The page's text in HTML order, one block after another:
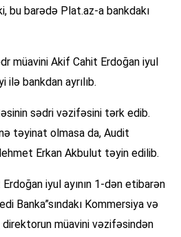
bu barədə Plat.az-a bankdakı
müavini Akif Cahit Erdoğan iyul
ilə bankdan ayrılıb.
sədri vəzifəsini tərk edib.
təyinat olmasa da, Audit
Erkan Akbulut təyin edilib.
iyul ayının 1-dən etibarən
Banka”sındakı Kommersiya və
direktorun müavini vəzifəsindən